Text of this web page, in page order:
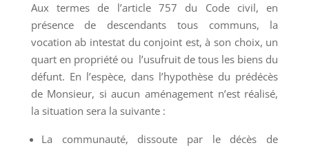
Aux termes de l’article 757 du Code civil, en
présence de descendants tous communs, la
vocation ab intestat du conjoint est, à son choix, un
quart en propriété ou l’usufruit de tous les biens du
défunt. En l’espèce, dans l’hypothèse du prédécès
de Monsieur, si aucun aménagement n’est réalisé,
la situation sera la suivante :
La communauté, dissoute par le décès de